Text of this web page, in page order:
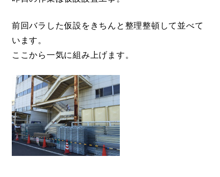
前回バラした仮設をきちんと整理整頓して並べて
います。
ここから一気に組み上げます。